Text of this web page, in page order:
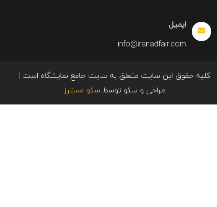
ایمیل
info@iranadfair.com
کلیه حقوق این سایت متعلق به سایت جامع نمایشگاه است |
طراحی و سئو توسط سئو مسترز